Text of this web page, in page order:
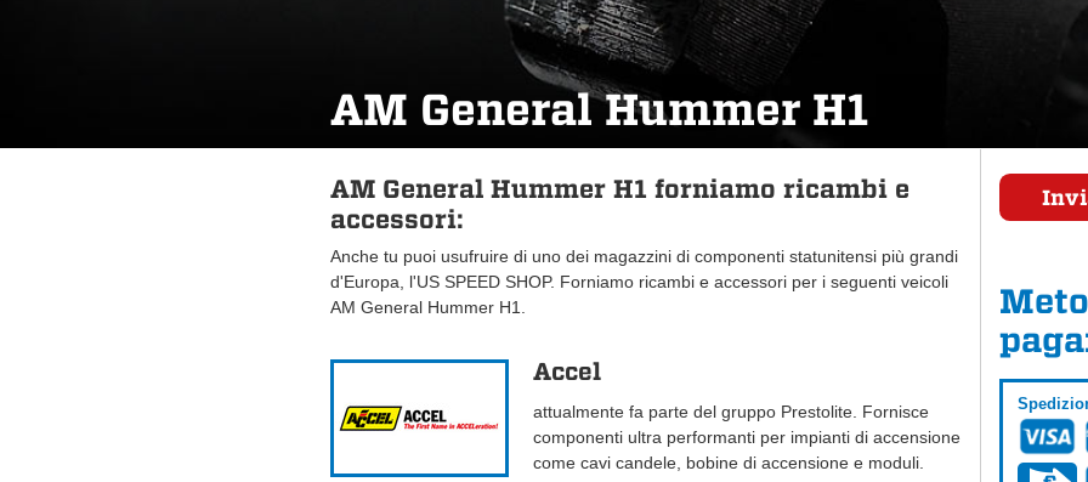
AM General Hummer H1
AM General Hummer H1 forniamo ricambi e
accessori:
Anche tu puoi usufruire di uno dei magazzini di componenti statunitensi più grandi
d'Europa, l'US SPEED SHOP. Forniamo ricambi e accessori per i seguenti veicoli
AM General Hummer H1.
Accel
attualmente fa parte del gruppo Prestolite. Fornisce
componenti ultra performanti per impianti di accensione
come cavi candele, bobine di accensione e moduli.